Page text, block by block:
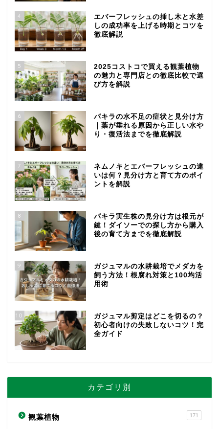
4
エバーフレッシュの挿し木と水差
しの成功率を上げる時期とコツを
徹底解説
5
2025コストコで買える観葉植物
の魅力と専門店との徹底比較で選
び方を解説
6
パキラの水不足の症状と見分け方
｜葉が垂れる原因から正しい水や
り・復活法までを徹底解説
7
ネムノキとエバーフレッシュの違
いは何？見分け方と育て方のポイ
ントを解説
8
パキラ実生株の見分け方は根元が
鍵！ダイソーでの探し方から購入
後の育て方までを徹底解説
9
ガジュマルの水耕栽培でメダカを
飼う方法！根腐れ対策と100均活
用術
10
ガジュマル剪定はどこを切るの？
初心者向けの失敗しないコツ！完
全ガイド
カテゴリ別
観葉植物 171